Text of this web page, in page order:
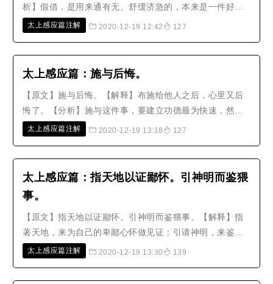
析】假借，是用来通有无、舒缓济急的，本来是一件好
事，受到的恩德已经不小了，怎么可以倚恃强势，用狡诈
牛狗来偿还，这也是相当可怕的事。..
太上感应篇注解 2020-12-19 12:42 127
太上感应篇：施与后悔。
【原文】施与后悔。【解释】布施给他人之后，心里又后
悔了。【分析】施与这件事，要建立功德最为快速，然而
必须乐善不倦，才会有所进步，即使是财力不够，也一定
施与了却又后悔，就不会再施与。..
太上感应篇注解 2020-12-19 13:18 127
太上感应篇：指天地以证鄙怀。引神明而鉴猥
事。
【原文】指天地以证鄙怀。引神明而鉴猥事。【解释】指
著天地，来为自己的卑鄙心怀做见证；引请神明，来鉴察
自己的猥亵之事。【分析】天地是公正无私的，神明是正
太上感应篇注解 2020-12-19 13:30 139